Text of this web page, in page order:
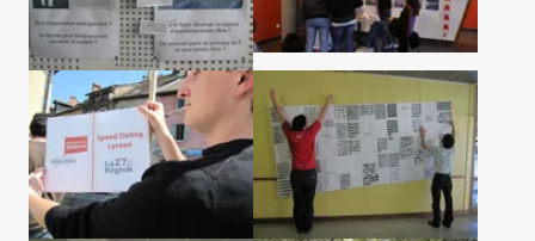
Agrandir l'image Agrandir l'image